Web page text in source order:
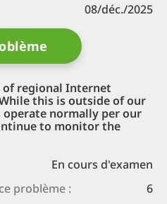
08/déc./2025
of regional Internet
this is outside of our
normally per our
to monitor the
En cours d'examen
problème :
6